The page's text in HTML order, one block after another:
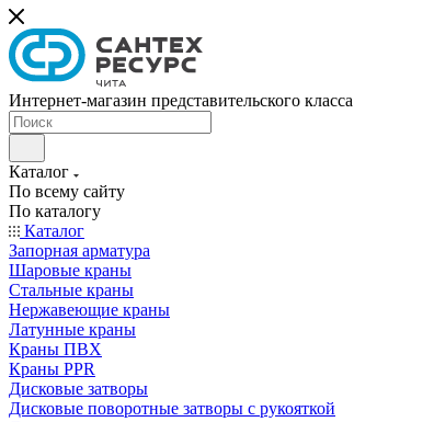
Интернет-магазин представительского класса
Каталог
По всему сайту
По каталогу
Каталог
Запорная арматура
Шаровые краны
Стальные краны
Нержавеющие краны
Латунные краны
Краны ПВХ
Краны PPR
Дисковые затворы
Дисковые поворотные затворы с рукояткой